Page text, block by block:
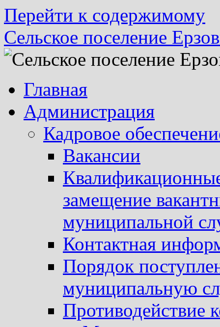
Перейти к содержимому
Сельское поселение
Главная
Администрация
Кадровое
Вакансии
замещение
муниципальной
Контактная
Порядок
муниципальную
Противодействие